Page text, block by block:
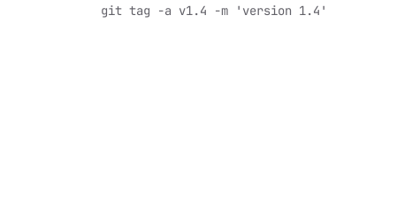
git tag -a v1.4 -m 'version 1.4'